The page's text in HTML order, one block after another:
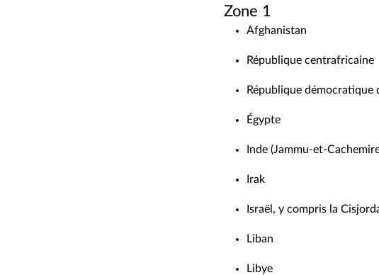
Zone 1
Afghanistan
République centrafricaine
République démocratique
Égypte
Inde (Jammu-et-
Irak
Israël, y compris la
Liban
Libye